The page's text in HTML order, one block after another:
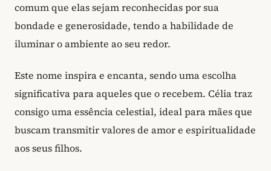
comum que elas sejam reconhecidas por sua
bondade e generosidade, tendo a habilidade de
iluminar o ambiente ao seu redor.
Este nome inspira e encanta, sendo uma escolha
significativa para aqueles que o recebem. Célia traz
consigo uma essência celestial, ideal para mães que
buscam transmitir valores de amor e espiritualidade
aos seus filhos.